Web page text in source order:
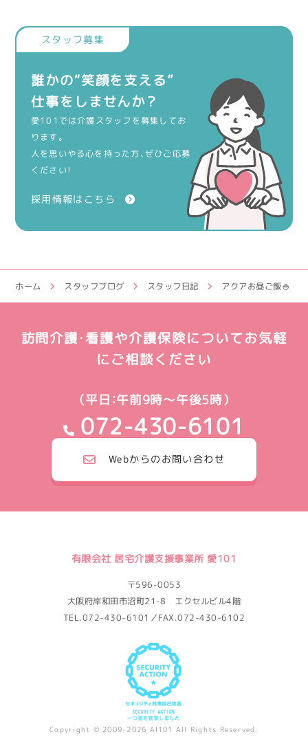
誰かの“笑顔を支える”
仕事をしませんか？
愛101では介護スタッフを募集してお
ります。
人を思いやる心を持った方、ぜひご応募
ください！
採用情報はこちら
ホーム スタッフブログ スタッフ日記 アクアお昼ご飯🍚
訪問介護・看護や介護保険についてお気軽
にご相談ください
（平日：午前9時～午後5時）
072-430-6101
Webからのお問い合わせ
有限会社 居宅介護支援事業所 愛101
〒596-0053
大阪府岸和田市沼町21-8 エクセルビル4階
TEL.072-430-6101／FAX.072-430-6102
Copyright © 2009-2026 AI101 All Rights Reserved.